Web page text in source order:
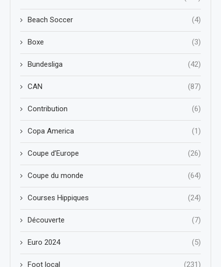
Beach Soccer (4)
Boxe (3)
Bundesliga (42)
CAN (87)
Contribution (6)
Copa America (1)
Coupe d’Europe (26)
Coupe du monde (64)
Courses Hippiques (24)
Découverte (7)
Euro 2024 (5)
Foot local (231)